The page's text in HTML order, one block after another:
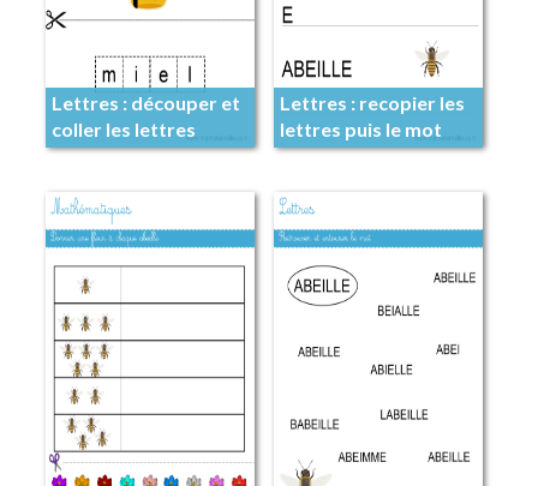
Lettres : découper et
coller les lettres
Lettres : recopier les
lettres puis le mot